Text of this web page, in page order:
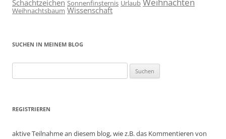
Schachtzeichen Sonnenfinsternis Urlaub Weihnachten
Weihnachtsbaum Wissenschaft
SUCHEN IN MEINEM BLOG
nach:
REGISTRIEREN
aktive Teilnahme an diesem blog, wie z.B. das Kommentieren von